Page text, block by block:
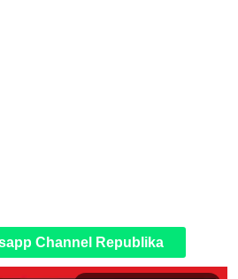
Channel Republika